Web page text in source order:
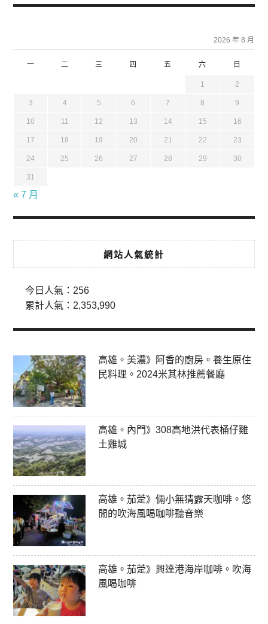
2026 年 8 月
一 二 三 四 五 六 日
1 2
3 4 5 6 7 8 9
10 11 12 13 14 15 16
17 18 19 20 21 22 23
24 25 26 27 28 29 30
31
« 7 月
網站人氣統計
今日人氣： 256
累計人氣： 2,353,990
高雄。美濃》阿香的廚房。養生原住
民料理。2024米其林推薦餐廳
高雄。內門》308高地洪代表桶仔雞
土雞城
高雄。茄萣》倆小無猜露天咖啡。悠
閒的吹海風喝咖啡聽音樂
高雄。茄萣》興達港海岸咖啡。吹海
風喝咖啡